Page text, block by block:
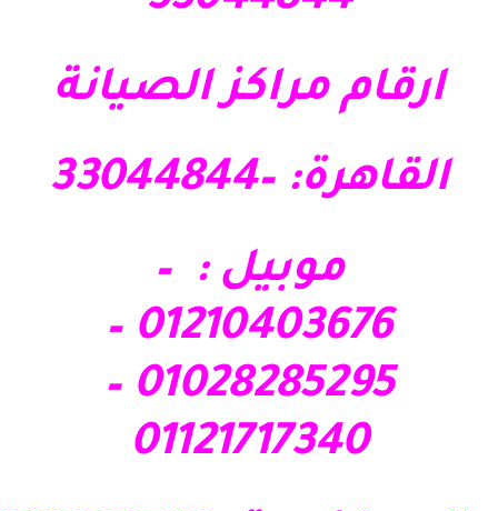
ارقام مراكز الصيانة
القاهرة: –33044844
موبيل : –
01210403676 –
01028285295 –
01121717340